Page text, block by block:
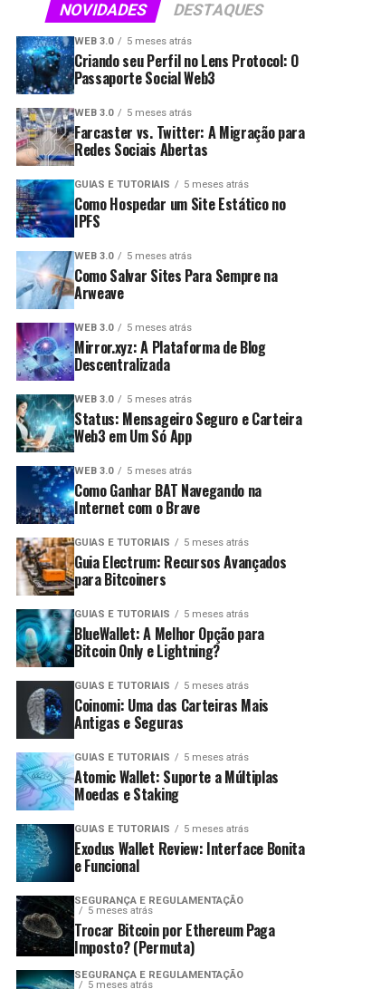
NOVIDADES DESTAQUES
WEB 3.0 5 meses atrás
Criando seu Perfil no Lens Protocol: O
Passaporte Social Web3
WEB 3.0 5 meses atrás
Farcaster vs. Twitter: A Migração para
Redes Sociais Abertas
GUIAS E TUTORIAIS 5 meses atrás
Como Hospedar um Site Estático no
IPFS
WEB 3.0 5 meses atrás
Como Salvar Sites Para Sempre na
Arweave
WEB 3.0 5 meses atrás
Mirror.xyz: A Plataforma de Blog
Descentralizada
WEB 3.0 5 meses atrás
Status: Mensageiro Seguro e Carteira
Web3 em Um Só App
WEB 3.0 5 meses atrás
Como Ganhar BAT Navegando na
Internet com o Brave
GUIAS E TUTORIAIS 5 meses atrás
Guia Electrum: Recursos Avançados
para Bitcoiners
GUIAS E TUTORIAIS 5 meses atrás
BlueWallet: A Melhor Opção para
Bitcoin Only e Lightning?
GUIAS E TUTORIAIS 5 meses atrás
Coinomi: Uma das Carteiras Mais
Antigas e Seguras
GUIAS E TUTORIAIS 5 meses atrás
Atomic Wallet: Suporte a Múltiplas
Moedas e Staking
GUIAS E TUTORIAIS 5 meses atrás
Exodus Wallet Review: Interface Bonita
e Funcional
SEGURANÇA E REGULAMENTAÇÃO
5 meses atrás
Trocar Bitcoin por Ethereum Paga
Imposto? (Permuta)
SEGURANÇA E REGULAMENTAÇÃO
5 meses atrás